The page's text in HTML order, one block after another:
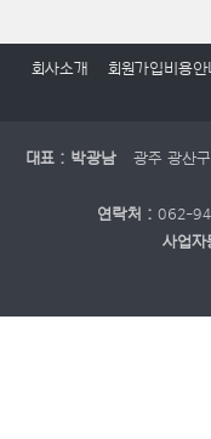
회사소개 회원가입비용안
대표 : 박광남 광주 광산
연락처 : 062-
사업자